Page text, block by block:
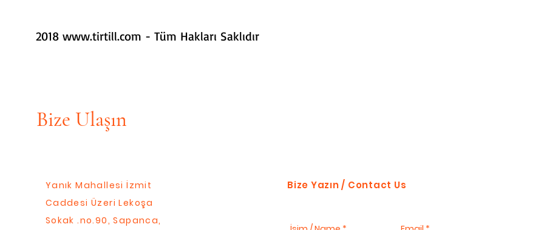
2018 www.tirtill.com - Tüm Hakları Saklıdır
Bize Ulaşın
Yanık Mahallesi İzmit
Caddesi Üzeri Lekoşa
Sokak .no.90, Sapanca,
Bize Yazın / Contact Us